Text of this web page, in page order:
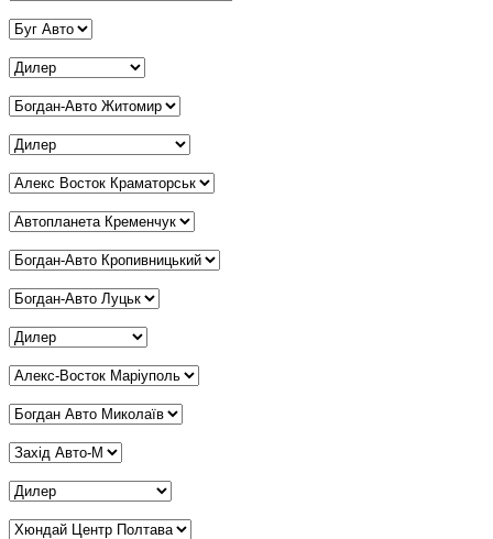
Дилер Вінниця
Дилер Дніпро *
Дилер Житомир*
Дилер Запоріжжя
Дилер Краматорськ*
Дилер Кременчук*
Дилер Кропивницький*
Дилер Луцьк*
Дилер Львів
Дилер Маріуполь*
Дилер Миколаїв*
Дилер Мукачево
Дилер Одеса
Дилер Полтава*